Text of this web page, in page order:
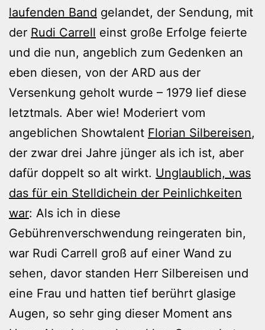
laufenden Band gelandet, der Sendung, mit
der Rudi Carrell einst große Erfolge feierte
und die nun, angeblich zum Gedenken an
eben diesen, von der ARD aus der
Versenkung geholt wurde – 1979 lief diese
letztmals. Aber wie! Moderiert vom
angeblichen Showtalent Florian Silbereisen,
der zwar drei Jahre jünger als ich ist, aber
dafür doppelt so alt wirkt. Unglaublich, was
das für ein Stelldichein der Peinlichkeiten
war: Als ich in diese
Gebührenverschwendung reingeraten bin,
war Rudi Carrell groß auf einer Wand zu
sehen, davor standen Herr Silbereisen und
eine Frau und hatten tief berührt glasige
Augen, so sehr ging dieser Moment ans